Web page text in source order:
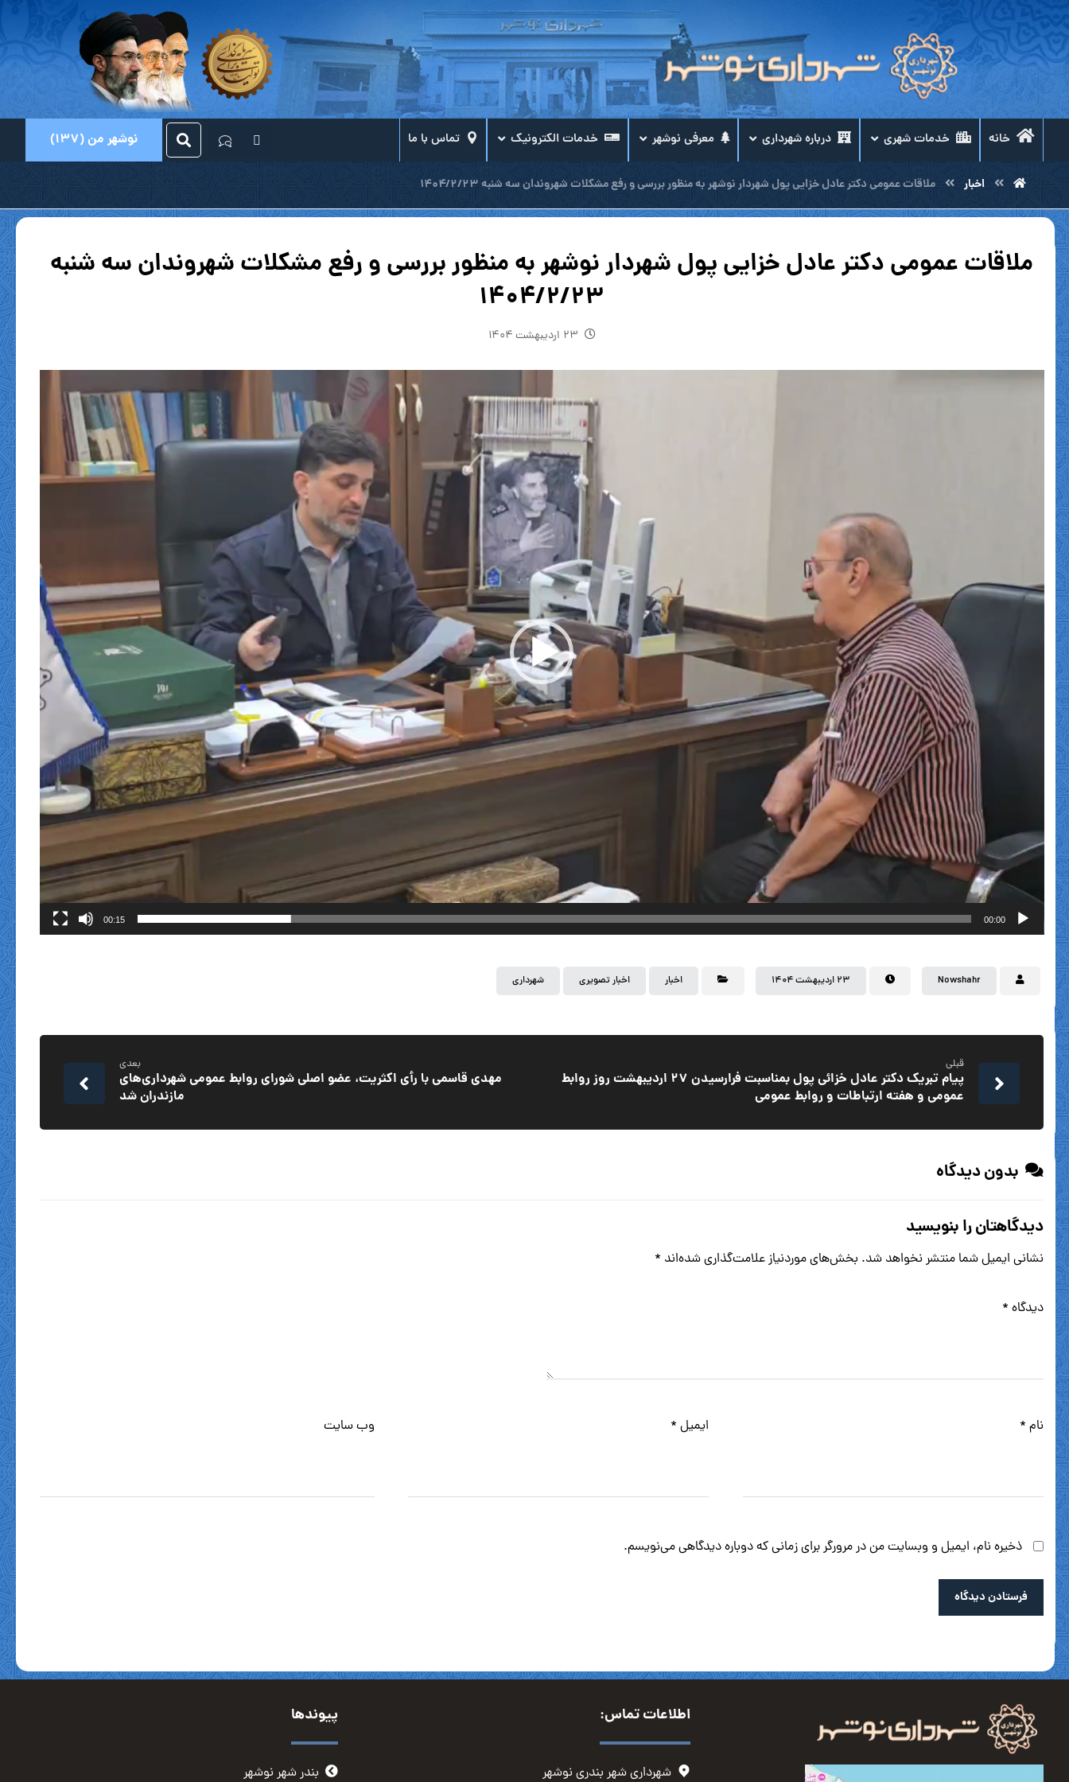
خانه خدمات شهری درباره شهرداری معرفی نوشهر خدمات الکترونیک تماس با ما نوشهر من (137)
اخبار ملاقات عمومی دکتر عادل خزایی پول شهردار نوشهر به منظور بررسی و رفع مشکلات شهروندان سه شنبه ۱۴۰۴/۲/۲۳
ملاقات عمومی دکتر عادل خزایی پول شهردار نوشهر به منظور بررسی و رفع مشکلات شهروندان سه شنبه
۱۴۰۴/۲/۲۳
۲۳ اردیبهشت ۱۴۰۴
نمایشگر
00:00
00:15
Nowshahr ۲۳ اردیبهشت ۱۴۰۴ اخبار اخبار تصویری شهرداری
قبلی
پیام تبریک دکتر عادل خزائی پول بمناسبت فرارسیدن ۲۷ اردیبهشت روز روابط
عمومی و هفته ارتباطات و روابط عمومی
بعدی
مهدی قاسمی با رأی اکثریت، عضو اصلی شورای روابط عمومی شهرداری‌های
مازندران شد
بدون دیدگاه
دیدگاهتان را بنویسید
نشانی ایمیل شما منتشر نخواهد شد. بخش‌های موردنیاز علامت‌گذاری شده‌اند *
دیدگاه *
نام * ایمیل * وب‌ سایت
ذخیره نام، ایمیل و وبسایت من در مرورگر برای زمانی که دوباره دیدگاهی می‌نویسم.
فرستادن دیدگاه
اطلاعات تماس:
شهرداری شهر بندری نوشهر
پیوندها
بندر شهر نوشهر